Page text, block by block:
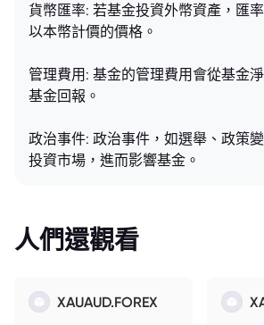
貨幣匯率: 若基金投資外幣資產，匯
以本幣計價的價格。
管理費用: 基金的管理費用會從基金
基金回報。
政治事件: 政治事件，如選舉、政策
投資市場，進而影響基金。
人們還觀看
XAUAUD.FOREX